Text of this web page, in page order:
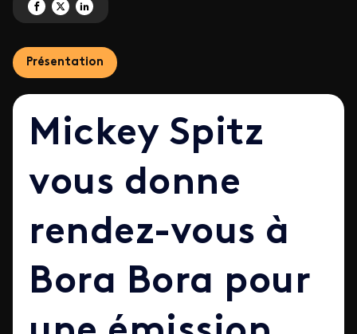
Partagez 'Mickey SPITZ vous donne rendez-vous à Bora Bora. ' sur Facebook
Partagez 'Mickey SPITZ vous donne rendez-vous à Bora Bora. ' sur X
Partagez 'Mickey SPITZ vous donne rendez-vous à Bora Bora. '
Présentation
Mickey Spitz
vous donne
rendez-vous à
Bora Bora pour